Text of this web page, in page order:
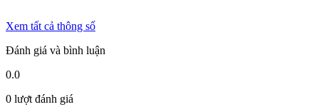
Xem tất cả thông số
Đánh giá và bình luận
0.0
0 lượt đánh giá